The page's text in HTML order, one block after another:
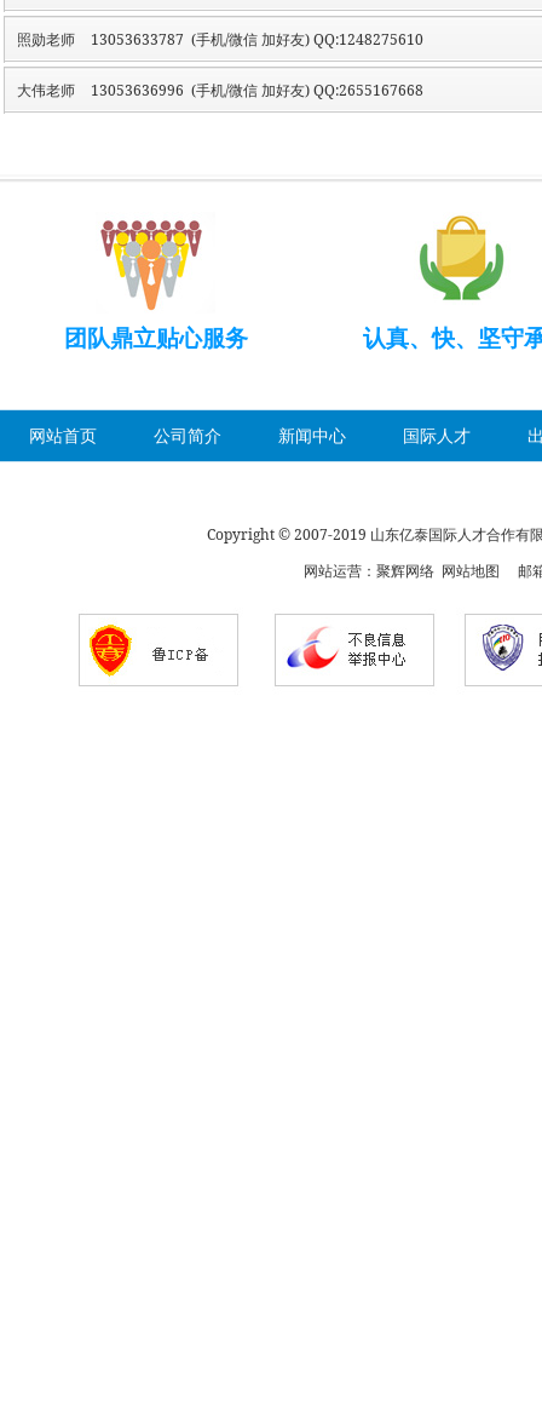
照勋老师 13053633787 (手机/微信 加好友) QQ:1248275610
大伟老师 13053636996 (手机/微信 加好友) QQ:2655167668
团队鼎立贴心服务 认真、快、坚守
网站首页 公司简介 新闻中心 国际人才
Copyright © 2007-2019 山东亿泰国际人才合作
网站运营： 聚辉网络 网站地图 邮